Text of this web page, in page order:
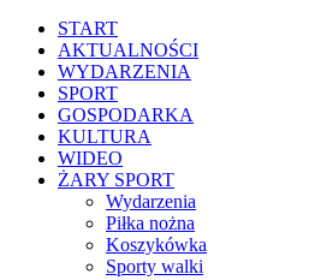
START
AKTUALNOŚCI
WYDARZENIA
SPORT
GOSPODARKA
KULTURA
WIDEO
ŻARY SPORT
Wydarzenia
Piłka nożna
Koszykówka
Sporty walki